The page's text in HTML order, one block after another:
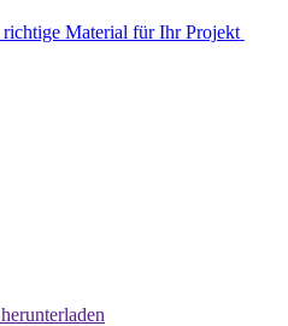
richtige Material für Ihr Projekt